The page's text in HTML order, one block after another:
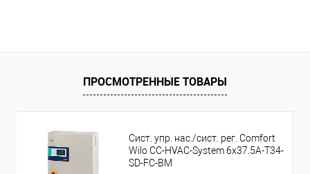
ПРОСМОТРЕННЫЕ ТОВАРЫ
Сист. упр. нас./сист. рег. Comfort
Wilo CC-HVAC-System 6x37.5A-T34-
SD-FC-BM